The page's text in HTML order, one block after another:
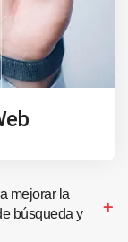
mejorar la
búsqueda y